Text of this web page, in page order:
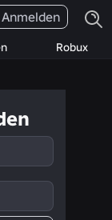
Robux
Anmelden